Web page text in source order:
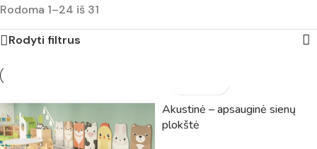
Rodoma 1–24 iš 31
Rodyti filtrus
Akustinė – apsauginė sienų
plokštė